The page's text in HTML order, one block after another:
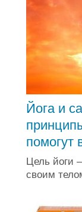
Йога и
помогут
Цель йоги
своим